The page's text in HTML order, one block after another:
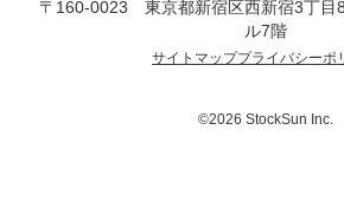
〒160-0023 東京都新宿
〒160-0023 東京都新宿区西新宿3丁目
ル7階
サイトマッププライバシーポ
©2026 StockSun Inc.